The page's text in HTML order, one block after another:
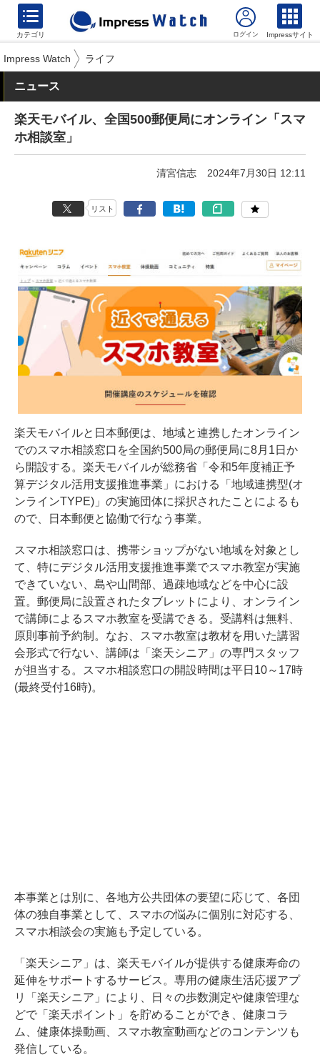
カテゴリ Impressサイト
Impress Watch ライフ
ニュース
楽天モバイル、全国500郵便局にオンライン「スマ
ホ相談室」
清宮信志 2024年7月30日 12:11
リスト
楽天モバイルと日本郵便は、地域と連携したオンライン
でのスマホ相談窓口を全国約500局の郵便局に8月1日か
ら開設する。楽天モバイルが総務省「令和5年度補正予
算デジタル活用支援推進事業」における「地域連携型(オ
ンラインTYPE)」の実施団体に採択されたことによるも
ので、日本郵便と協働で行なう事業。
スマホ相談窓口は、携帯ショップがない地域を対象とし
て、特にデジタル活用支援推進事業でスマホ教室が実施
できていない、島や山間部、過疎地域などを中心に設
置。郵便局に設置されたタブレットにより、オンライン
で講師によるスマホ教室を受講できる。受講料は無料、
原則事前予約制。なお、スマホ教室は教材を用いた講習
会形式で行ない、講師は「楽天シニア」の専門スタッフ
が担当する。スマホ相談窓口の開設時間は平日10～17時
(最終受付16時)。
本事業とは別に、各地方公共団体の要望に応じて、各団
体の独自事業として、スマホの悩みに個別に対応する、
スマホ相談会の実施も予定している。
「楽天シニア」は、楽天モバイルが提供する健康寿命の
延伸をサポートするサービス。専用の健康生活応援アプ
リ「楽天シニア」により、日々の歩数測定や健康管理な
どで「楽天ポイント」を貯めることができ、健康コラ
ム、健康体操動画、スマホ教室動画などのコンテンツも
発信している。